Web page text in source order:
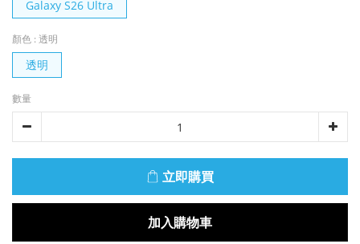
Galaxy S26 Ultra
顏色 : 透明
透明
數量
加入購物車
立即購買